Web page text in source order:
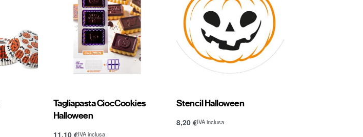
Tagliapasta CiocCookies
Halloween
11,10 €IVA inclusa
Stencil Halloween
8,20 €IVA inclusa